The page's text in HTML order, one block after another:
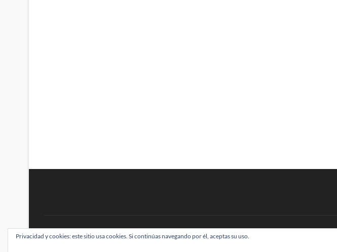
BRAINSTOMPING| Diseñado por:Theme Freesia|WordPress| © Todos los derechos reservados
Privacidad y cookies: este sitio usa cookies. Si continúas navegando por él, aceptas su uso.